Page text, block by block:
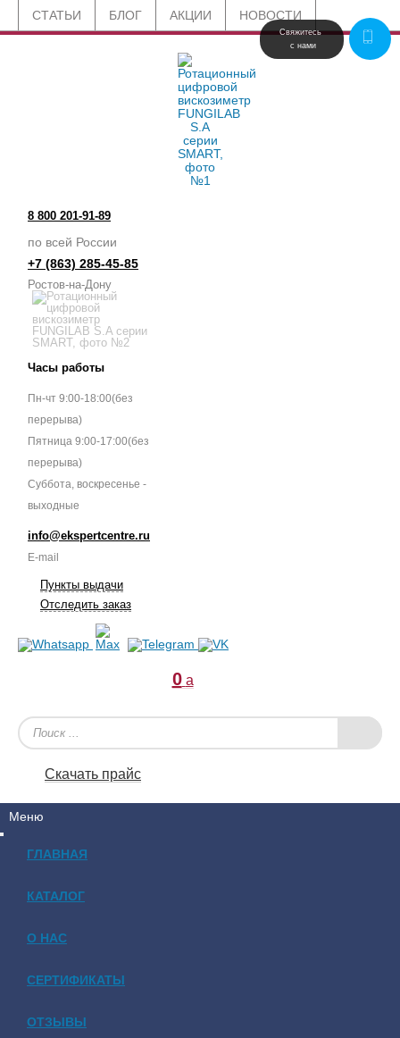
СТАТЬИ БЛОГ АКЦИИ НОВОСТИ
8 800 201-91-89
по всей России
+7 (863) 285-45-85
Ростов-на-Дону
Часы работы
Пн-чт 9:00-18:00(без
перерыва)
Пятница 9:00-17:00(без
перерыва)
Суббота, воскресенье -
выходные
info@ekspertcentre.ru
E-mail
Пункты выдачи
Отследить заказ
0 a
Скачать прайс
Меню
ГЛАВНАЯ
КАТАЛОГ
О НАС
СЕРТИФИКАТЫ
ОТЗЫВЫ
Свяжитесь
с нами